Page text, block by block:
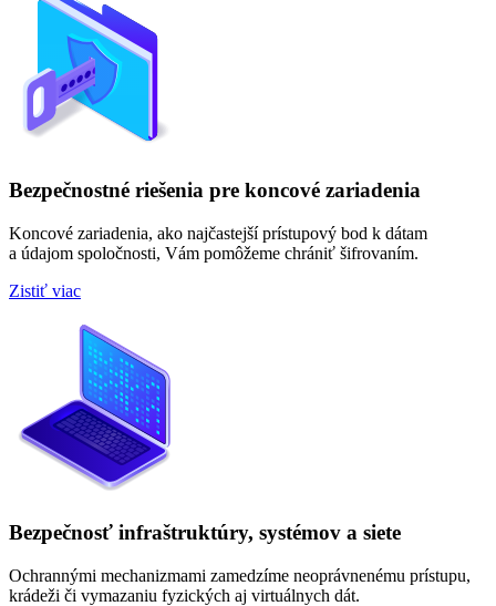
Bezpečnostné riešenia pre koncové zariadenia
Koncové zariadenia, ako najčastejší prístupový bod k dátam
a údajom spoločnosti, Vám pomôžeme chrániť šifrovaním.
Zistiť viac
Bezpečnosť infraštruktúry, systémov a siete
Ochrannými mechanizmami zamedzíme neoprávnenému prístupu,
krádeži či vymazaniu fyzických aj virtuálnych dát.